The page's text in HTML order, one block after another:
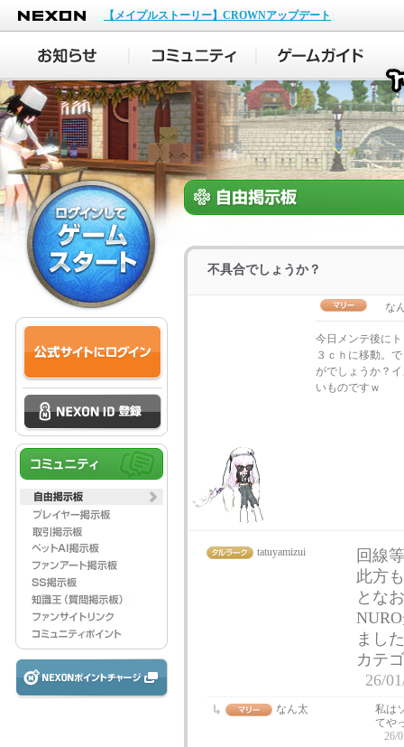
NEXON
【メイプルストーリー】CROWNアップデート
不具合でしょうか？
な
今日メンテ後に
３ｃｈに移動。
がでしょうか？
いものですｗ
tatuyamizui
回線
此方
とな
まし
カテ
26/
なん太
私は
てや
26/